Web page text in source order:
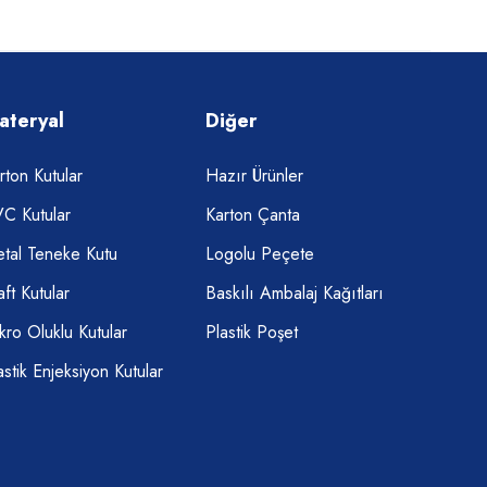
Kutular
Kutular
Teneke Kutu
Kutular
Oluklu Kutular
Enjeksiyon Kutular
Diğer
Hazır Ürünler
Karton Çanta
Logolu Peçete
Baskılı Ambalaj Kağıtları
Plastik Poşet